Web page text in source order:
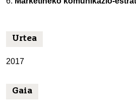
Urtea
2017
Gaia